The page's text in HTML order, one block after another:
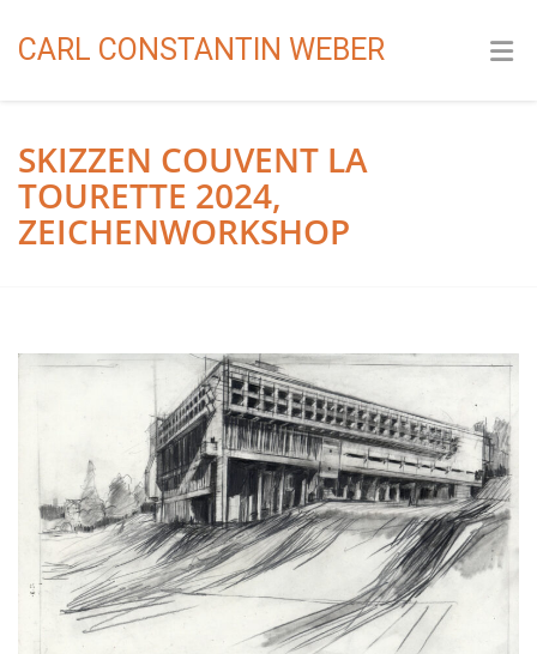
CARL CONSTANTIN WEBER
SKIZZEN COUVENT LA
TOURETTE 2024,
ZEICHENWORKSHOP